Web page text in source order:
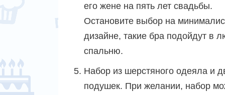
его жене на пять лет свадьбы.
Остановите выбор на
дизайне, такие бра подойдут в
спальню.
Набор из шерстяного одеяла и
подушек. При желании, набор